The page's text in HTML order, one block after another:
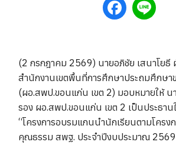
(2 กรกฎาคม 2569) นายอภิชัย เสนาโยธี
สำนักงานเขตพื้นที่การศึกษาประถมศึกษา
(ผอ.สพป.ขอนแก่น เขต 2) มอบหมายให้
รอง ผอ.สพป.ขอนแก่น เขต 2 เป็นประธาน
“โครงการอบรมแกนนำนักเรียนตามโครงก
คุณธรรม สพฐ. ประจำปีงบประมาณ